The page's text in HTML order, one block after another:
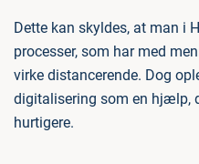
Dette kan skyldes, at man i
processer, som har med
virke distancerende. Dog
digitalisering som en hjælp,
hurtigere.